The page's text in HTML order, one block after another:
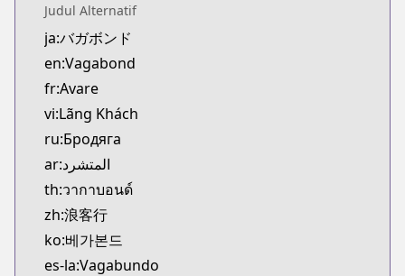
https://www.anime-planet.com/manga/http://
MangaUpdates
MangaUpdates
https://www.mangaupdates.com/
Official English
Official English
https://www.viz.com/vagabond
Judul Alternatif
ja:バガボンド
en:Vagabond
fr:Avare
vi:Lãng Khách
ru:Бродяга
ar:المتشرد
th:วากาบอนด์
zh:浪客行
ko:베가본드
es-la:Vagabundo